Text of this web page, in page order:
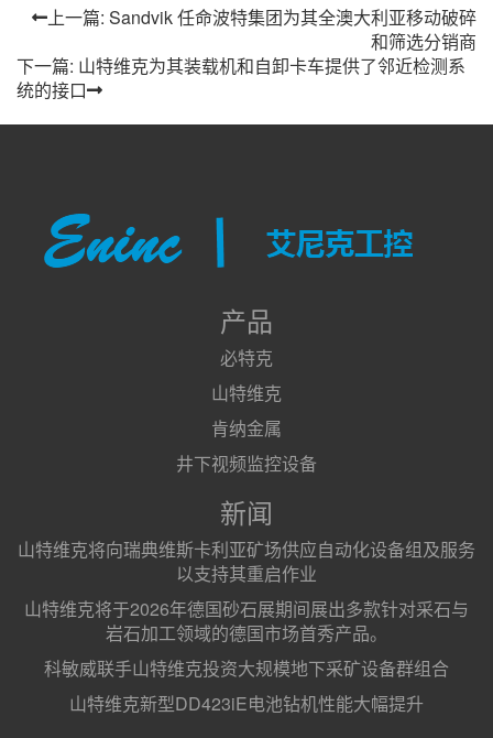
上一篇: Sandvik 任命波特集团为其全澳大利亚移动破碎
和筛选分销商
下一篇: 山特维克为其装载机和自卸卡车提供了邻近检测系
统的接口
产品
必特克
山特维克
肯纳金属
井下视频监控设备
新闻
山特维克将向瑞典维斯卡利亚矿场供应自动化设备组及服务
以支持其重启作业
山特维克将于2026年德国砂石展期间展出多款针对采石与
岩石加工领域的德国市场首秀产品。
科敏威联手山特维克投资大规模地下采矿设备群组合
山特维克新型DD423iE电池钻机性能大幅提升